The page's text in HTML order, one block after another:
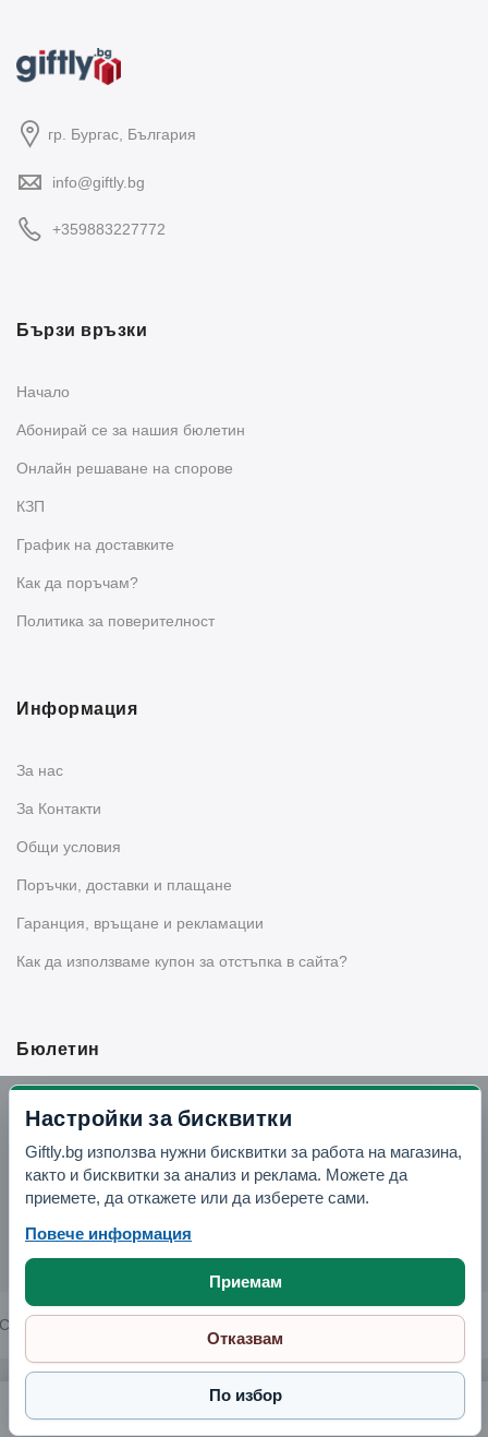
Контейнер Danny Home DH-SS37-01 1400 мл
5.64 € / 11.03 лв. Поръчай
гр. Бургас, България
info@giftly.bg
+359883227772
Бързи връзки
Начало
Абонирай се за нашия бюлетин
Oнлайн решаване на спорове
КЗП
График на доставките
Как да поръчам?
Политика за поверителност
Информация
За нас
За Контакти
Общи условия
Поръчки, доставки и плащане
Гаранция, връщане и рекламации
Как да използваме купон за отстъпка в сайта?
Бюлетин
Вземи -10% отстъпка в Telegram
Отвори Telegram
Copyright © 2026 GIFTLY.BG. All rights reserved.
Настройки за бисквитки
Giftly.bg използва нужни бисквитки за работа на магазина,
както и бисквитки за анализ и реклама. Можете да
приемете, да откажете или да изберете сами.
Повече информация
Приемам
Отказвам
По избор